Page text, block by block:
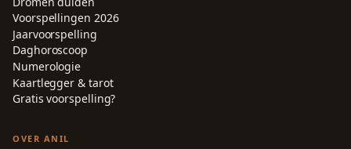
Voorspellingen 2026
Jaarvoorspelling
Daghoroscoop
Numerologie
Kaartlegger & tarot
Gratis voorspelling?
OVER ANIL